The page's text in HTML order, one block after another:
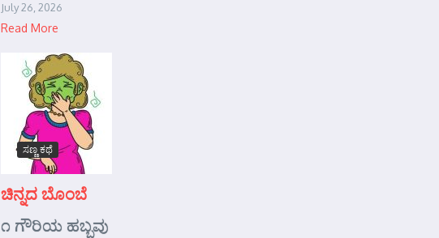
July 26, 2026
Read More
ಸಣ್ಣ ಕಥೆ
ಚಿನ್ನದ ಬೊಂಬೆ
೧ ಗೌರಿಯ ಹಬ್ಬವು